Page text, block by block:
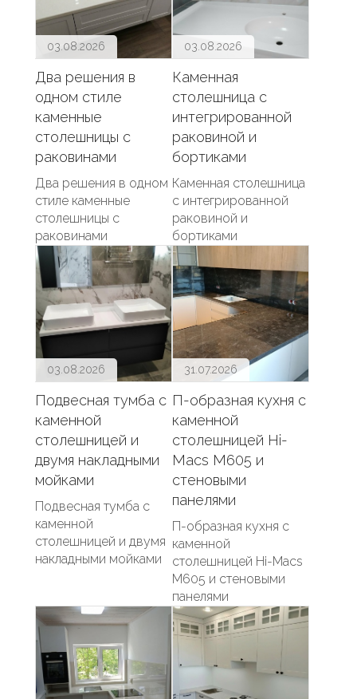
03.08.2026
Два решения в
одном стиле
каменные
столешницы с
раковинами
Два решения в одном
стиле каменные
столешницы с
раковинами
03.08.2026
Каменная
столешница с
интегрированной
раковиной и
бортиками
Каменная столешница
с интегрированной
раковиной и
бортиками
03.08.2026
Подвесная тумба с
каменной
столешницей и
двумя накладными
мойками
Подвесная тумба с
каменной
столешницей и двумя
накладными мойками
31.07.2026
П-образная кухня с
каменной
столешницей Hi-
Macs M605 и
стеновыми
панелями
П-образная кухня с
каменной
столешницей Hi-Macs
M605 и стеновыми
панелями